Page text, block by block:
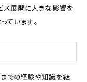
ス展開に大きな影響を
ています。
での経験や知識を継